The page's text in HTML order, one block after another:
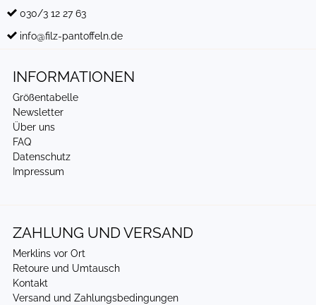
030/3 12 27 63
info@filz-pantoffeln.de
INFORMATIONEN
Größentabelle
Newsletter
Über uns
FAQ
Datenschutz
Impressum
ZAHLUNG UND VERSAND
Merklins vor Ort
Retoure und Umtausch
Kontakt
Versand und Zahlungsbedingungen